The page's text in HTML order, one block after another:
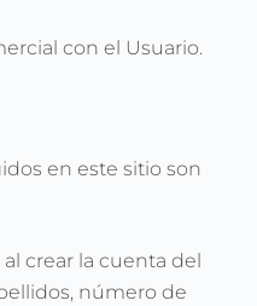
con el Usuario.
en este sitio son
crear la cuenta del
número de